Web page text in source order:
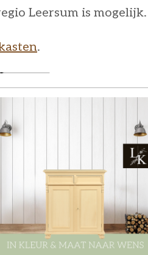
Leersum is mogelijk.
.